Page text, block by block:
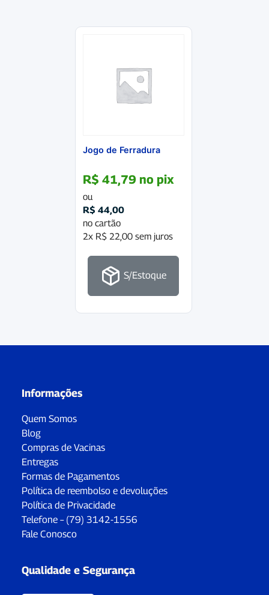
Jogo de Ferradura
R$ 41,79 no pix
ou
R$ 44,00
no cartão
2x R$22,00sem juros
S/Estoque
Informações
Quem Somos
Blog
Compras de Vacinas
Entregas
Formas de Pagamentos
Política de reembolso e devoluções
Política de Privacidade
Telefone – (79) 3142-1556
Fale Conosco
Qualidade e Segurança